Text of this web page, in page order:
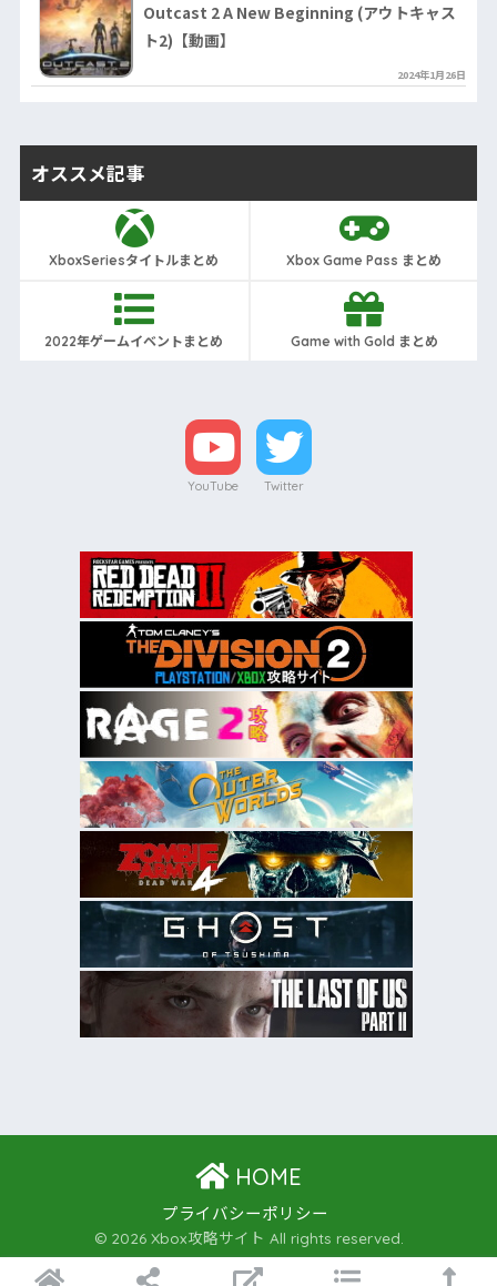
Outcast 2 A New Beginning (アウトキャス
ト2)【動画】
2024年1月26日
オススメ記事
XboxSeriesタイトルまとめ Xbox Game Pass まとめ
2022年ゲームイベントまとめ Game with Gold まとめ
YouTube Twitter
HOME
プライバシーポリシー
© 2026 Xbox攻略サイト All rights reserved.